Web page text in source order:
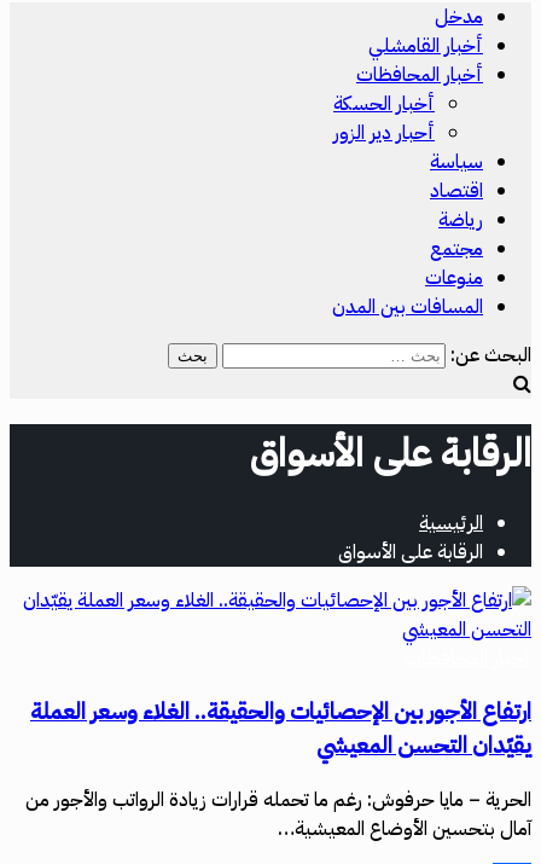
مدخل
أخبار القامشلي
أخبار المحافظات
أخبار الحسكة
أحبار دير الزور
سياسة
اقتصاد
رياضة
مجتمع
منوعات
المسافات بين المدن
البحث عن:
الرقابة على الأسواق
الرئيسية
الرقابة على الأسواق
ارتفاع الأجور بين الإحصائيات والحقيقة.. الغلاء وسعر العملة
يقيّدان التحسن المعيشي
الحرية – مايا حرفوش: رغم ما تحمله قرارات زيادة الرواتب والأجور من
آمال بتحسين الأوضاع المعيشية…